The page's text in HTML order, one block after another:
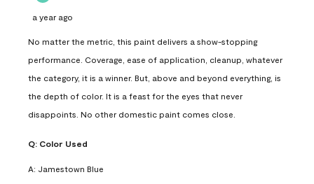
a year ago
No matter the metric, this paint delivers a show-stopping
performance. Coverage, ease of application, cleanup, whatever
the category, it is a winner. But, above and beyond everything, is
the depth of color. It is a feast for the eyes that never
disappoints. No other domestic paint comes close.
Q: Color Used
A: Jamestown Blue